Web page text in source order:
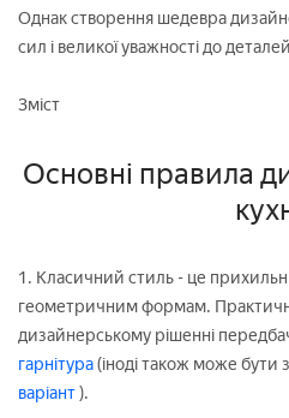
Однак створення шедевра
сил і великої уважності до
Зміст
Основні правила
1. Класичний стиль - це
геометричним формам.
дизайнерському рішенні
гарнітура(іноді також може бути
варіант).